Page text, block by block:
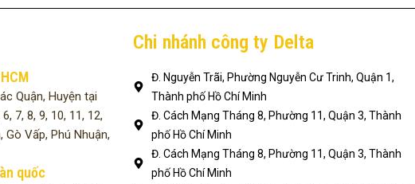
Quận, Huyện tại
7, 8, 9, 10, 11, 12,
Gò Vấp, Phú Nhuận,
quốc
Chi nhánh công ty Delta
Đ. Nguyễn Trãi, Phường Nguyễn Cư Trinh, Quận 1,
Thành phố Hồ Chí Minh
Đ. Cách Mạng Tháng 8, Phường 11, Quận 3, Thành
phố Hồ Chí Minh
Đ. Cách Mạng Tháng 8, Phường 11, Quận 3, Thành
phố Hồ Chí Minh